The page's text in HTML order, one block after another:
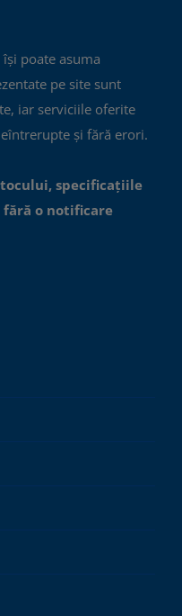
poate asuma
pe site sunt
iar serviciile oferite
și fără erori.
specificațiile
o notificare